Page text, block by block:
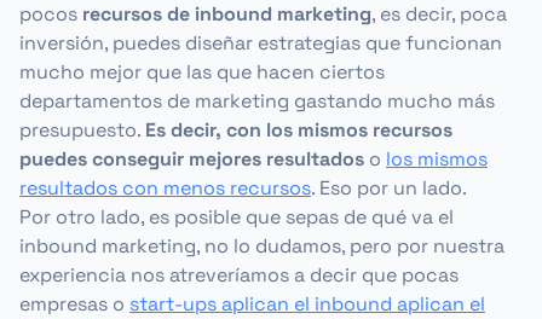
pocos recursos de inbound marketing, es decir, poca
inversión, puedes diseñar estrategias que funcionan
mucho mejor que las que hacen ciertos
departamentos de marketing gastando mucho más
presupuesto. Es decir, con los mismos recursos
puedes conseguir mejores resultados o los mismos
resultados con menos recursos. Eso por un lado.
Por otro lado, es posible que sepas de qué va el
inbound marketing, no lo dudamos, pero por nuestra
experiencia nos atreveríamos a decir que pocas
empresas o start-upsaplican el inbound aplican el